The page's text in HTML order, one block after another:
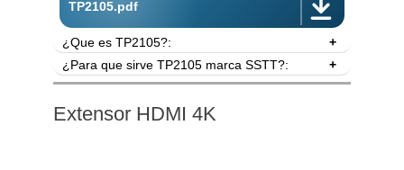
TP2105.pdf
¿Que es TP2105?:
- Convierte video análogo en otros formatos.
- Posee una entrada BNC.
** HDCVI 720P.
¿Para que sirve TP2105 marca SSTT?:
análoga standard a HDCVI y vice versa. Permite
Extensor HDMI 4K